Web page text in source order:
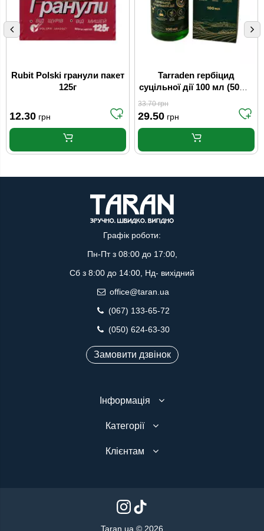
Rubit Polski гранули пакет
125г
12.30 грн
Tarraden гербіцид
суцільної дії 100 мл (50шт/
33.70грн
29.50 грн
Графік роботи:
Пн-Пт з 08:00 до 17:00,
Сб з 8:00 до 14:00, Нд- вихідний
office@taran.ua
(067) 133-65-72
(050) 624-63-30
Замовити дзвінок
Інформація
Категорії
Клієнтам
Taran.ua © 2026